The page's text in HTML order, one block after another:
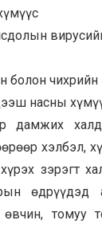
болон
насны
дамжих
хэлбэл,
зэрэгт
өдрүүдэд
томуу